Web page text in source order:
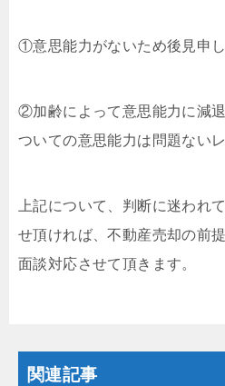
①意思能力がないため後見申
②加齢によって意思能力に減
ついての意思能力は問題ない
上記について、判断に迷われ
せ頂ければ、不動産売却の前
面談対応させて頂きます。
関連記事